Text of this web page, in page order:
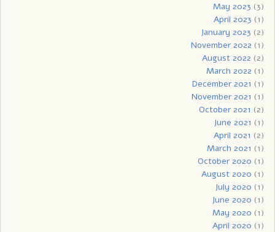
May 2023 (3)
April 2023 (1)
January 2023 (2)
November 2022 (1)
August 2022 (2)
March 2022 (1)
December 2021 (1)
November 2021 (1)
October 2021 (2)
June 2021 (1)
April 2021 (2)
March 2021 (1)
October 2020 (1)
August 2020 (1)
July 2020 (1)
June 2020 (1)
May 2020 (1)
April 2020 (1)